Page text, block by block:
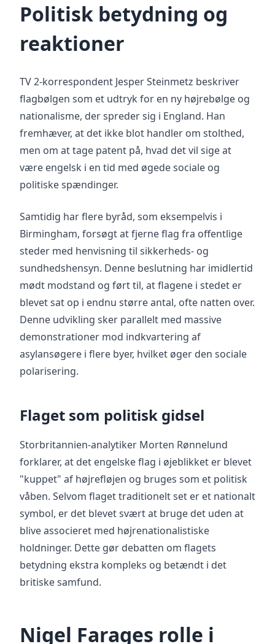
Politisk betydning og
reaktioner
TV 2-korrespondent Jesper Steinmetz beskriver
flagbølgen som et udtryk for en ny højrebølge og
nationalisme, der spreder sig i England. Han
fremhæver, at det ikke blot handler om stolthed,
men om at tage patent på, hvad det vil sige at
være engelsk i en tid med øgede sociale og
politiske spændinger.
Samtidig har flere byråd, som eksempelvis i
Birmingham, forsøgt at fjerne flag fra offentlige
steder med henvisning til sikkerheds- og
sundhedshensyn. Denne beslutning har imidlertid
mødt modstand og ført til, at flagene i stedet er
blevet sat op i endnu større antal, ofte natten over.
Denne udvikling sker parallelt med massive
demonstrationer mod indkvartering af
asylansøgere i flere byer, hvilket øger den sociale
polarisering.
Flaget som politisk gidsel
Storbritannien-analytiker Morten Rønnelund
forklarer, at det engelske flag i øjeblikket er blevet
"kuppet" af højrefløjen og bruges som et politisk
våben. Selvom flaget traditionelt set er et nationalt
symbol, er det blevet svært at bruge det uden at
blive associeret med højrenationalistiske
holdninger. Dette gør debatten om flagets
betydning ekstra kompleks og betændt i det
britiske samfund.
Nigel Farages rolle i